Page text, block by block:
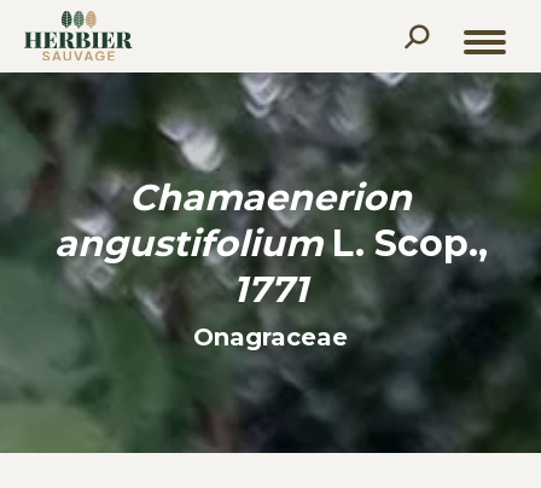
Recherche
:
Chamaenerion
angustifolium L. Scop.,
1771
Onagraceae